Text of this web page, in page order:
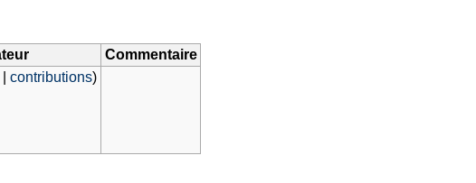
Commentaire
|contributions)